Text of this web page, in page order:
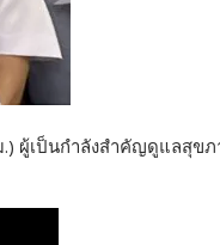
ผู้เป็นกำลังสำคัญดูแลสุขภ